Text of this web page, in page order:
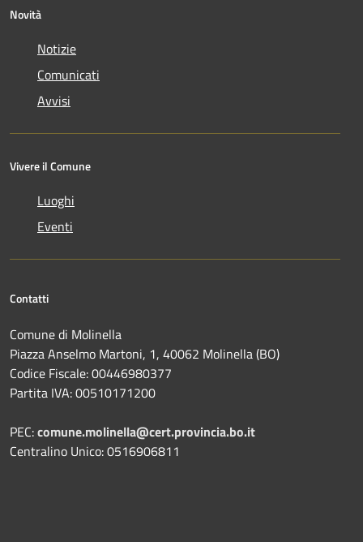
Novità
Notizie
Comunicati
Avvisi
Vivere il Comune
Luoghi
Eventi
Contatti
Comune di Molinella
Piazza Anselmo Martoni, 1, 40062 Molinella (BO)
Codice Fiscale: 00446980377
Partita IVA: 00510171200
PEC:comune.molinella@cert.provincia.bo.it
Centralino Unico: 0516906811